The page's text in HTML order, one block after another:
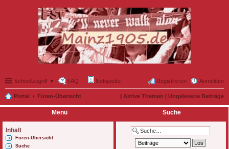
Schnellzugriff ▼ FAQ Netiquette Anmelden
Registrieren
Portal Foren-Übersicht | Aktive Themen | Ungelesene Beiträge
Menü
Inhalt
Foren-Übersicht
Suche
Suche